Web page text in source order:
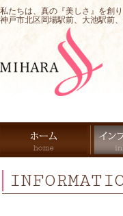
私たちは、真の『美しさ』を創
神戸市北区岡場駅前、大池駅前